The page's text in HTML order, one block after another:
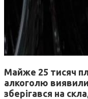
Майже 25 тисяч
алкоголю
зберігався на